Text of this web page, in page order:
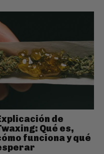
de
Qué es,
funciona y qué